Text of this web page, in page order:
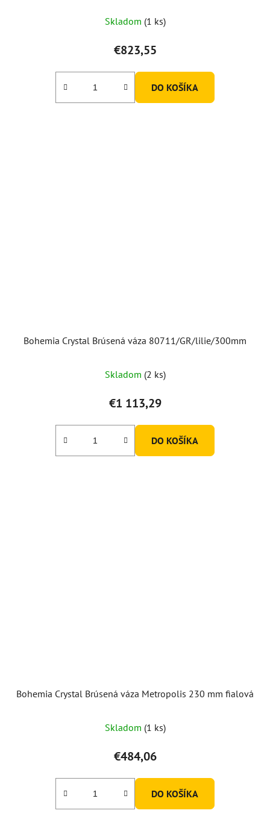
Skladom (1 ks)
€823,55
DO KOŠÍKA
Bohemia Crystal Brúsená váza 80711/GR/lilie/300mm
Skladom (2 ks)
€1 113,29
DO KOŠÍKA
Bohemia Crystal Brúsená váza Metropolis 230 mm fialová
Skladom (1 ks)
€484,06
DO KOŠÍKA